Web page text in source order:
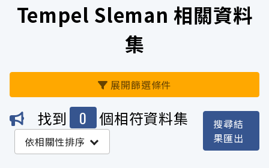
Tempel Sleman 相關資料
集
展開篩選條件
機關找到 0 個相符資料集
依相關性排序
搜尋結
果匯出